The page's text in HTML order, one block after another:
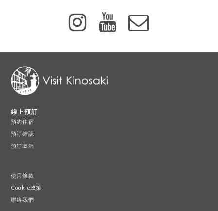
線上預訂
預約住宿
預訂確認
預訂取消
使用條款
Cookie政策
聯絡我們